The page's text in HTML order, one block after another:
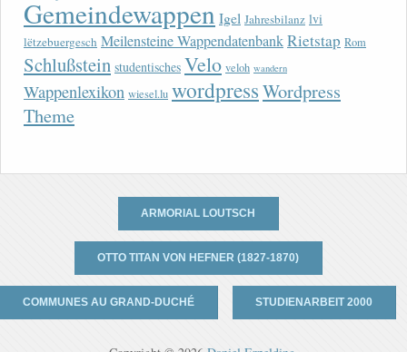
Gemeindewappen Igel Jahresbilanz lvi
lëtzebuergesch Meilensteine WappendatenbankRietstap Rom
Schlußstein studentisches Velo veloh wandern
Wappenlexikon wiesel.lu wordpressWordpress
Theme
ARMORIAL LOUTSCH
OTTO TITAN VON HEFNER (1827-1870)
COMMUNES AU GRAND-DUCHÉ STUDIENARBEIT 2000